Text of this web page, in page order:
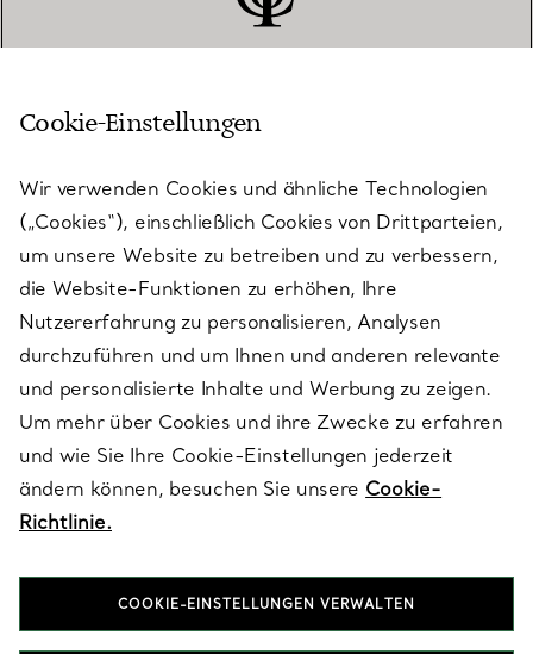
KUNDENSERVICE
SERVICES
ÜBER TIFFANY & CO.
RECHTLICHE HINWEISE
FOLGEN SIE UNS
Cookie-Einstellungen
Wir verwenden Cookies und ähnliche Technologien
(„Cookies“), einschließlich Cookies von Drittparteien,
um unsere Website zu betreiben und zu verbessern,
die Website-Funktionen zu erhöhen, Ihre
Nutzererfahrung zu personalisieren, Analysen
durchzuführen und um Ihnen und anderen relevante
und personalisierte Inhalte und Werbung zu zeigen.
Um mehr über Cookies und ihre Zwecke zu erfahren
und wie Sie Ihre Cookie-Einstellungen jederzeit
ändern können, besuchen Sie unsere Cookie-
Richtlinie.
COOKIE-EINSTELLUNGEN VERWALTEN